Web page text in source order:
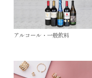
アルコール・一般飲料